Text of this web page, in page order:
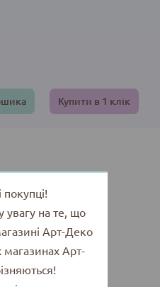
Купити в 1 клік
малювання.
корпус,
увагу на те, що
Арт-Деко
магазинах Арт-